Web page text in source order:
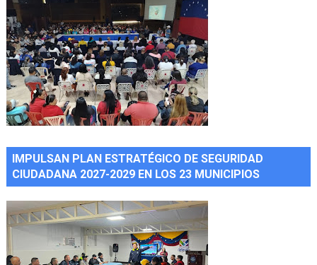
IMPULSAN PLAN ESTRATÉGICO DE SEGURIDAD
CIUDADANA 2027-2029 EN LOS 23 MUNICIPIOS